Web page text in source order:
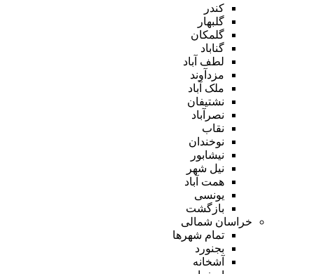
کندر
گلبهار
گلمکان
گناباد
لطف آباد
مزدآوند
ملک آباد
نشتیفان
نصرآباد
نقاب
نوخندان
نیشابور
نیل شهر
همت آباد
یونسی
بازگشت
خراسان شمالی
تمام شهر‌ها
بجنورد
آشخانه